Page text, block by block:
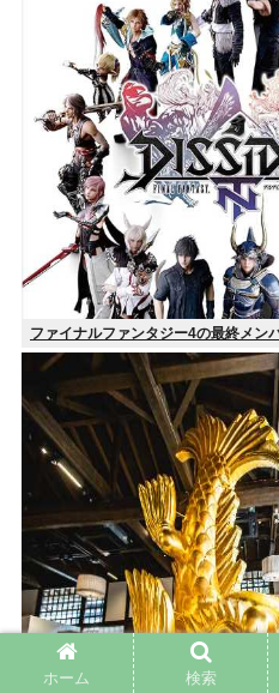
ファイナルファンタジー4の最終メン
ホーム 検索